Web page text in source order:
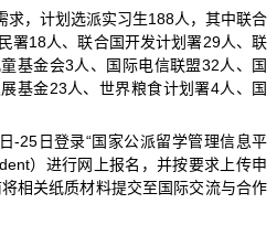
求，计划选派实习生188人，其中联合
署18人、联合国开发计划署29人、联
基金会3人、国际电信联盟32人、国
基金23人、世界粮食计划署4人、国
-25日登录“国家公派留学管理信息平
）进行网上报名，并按要求上传申
相关纸质材料提交至国际交流与合作